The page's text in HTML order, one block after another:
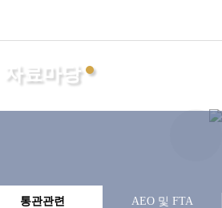
자료마당
통관관련 AEO 및 FTA